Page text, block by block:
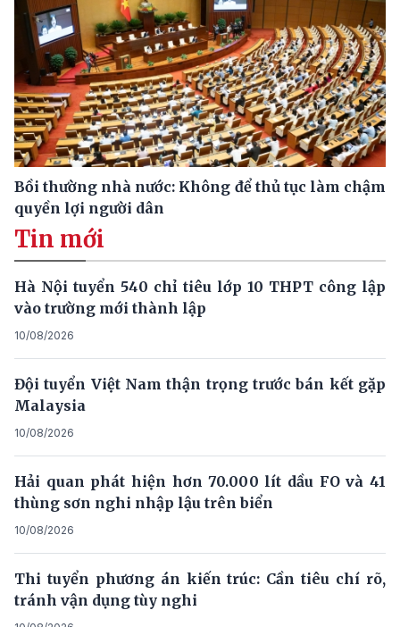
Bồi thường nhà nước: Không để thủ tục làm chậm
quyền lợi người dân
Tin mới
Hà Nội tuyển 540 chỉ tiêu lớp 10 THPT công lập
vào trường mới thành lập
10/08/2026
Đội tuyển Việt Nam thận trọng trước bán kết gặp
Malaysia
10/08/2026
Hải quan phát hiện hơn 70.000 lít dầu FO và 41
thùng sơn nghi nhập lậu trên biển
10/08/2026
Thi tuyển phương án kiến trúc: Cần tiêu chí rõ,
tránh vận dụng tùy nghi